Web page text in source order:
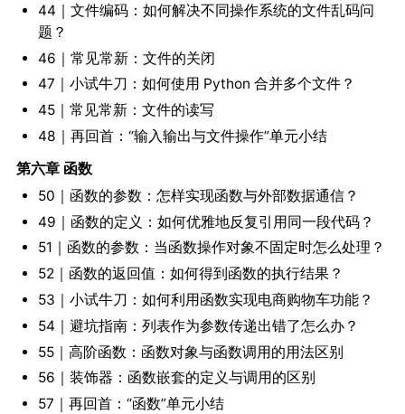
44｜文件编码：如何解决不同操作系统的文件乱码问
题？
46｜常见常新：文件的关闭
47｜小试牛刀：如何使用 Python 合并多个文件？
45｜常见常新：文件的读写
48｜再回首：“输入输出与文件操作”单元小结
第六章 函数
50｜函数的参数：怎样实现函数与外部数据通信？
49｜函数的定义：如何优雅地反复引用同一段代码？
51｜函数的参数：当函数操作对象不固定时怎么处理？
52｜函数的返回值：如何得到函数的执行结果？
53｜小试牛刀：如何利用函数实现电商购物车功能？
54｜避坑指南：列表作为参数传递出错了怎么办？
55｜高阶函数：函数对象与函数调用的用法区别
56｜装饰器：函数嵌套的定义与调用的区别
57｜再回首：“函数”单元小结